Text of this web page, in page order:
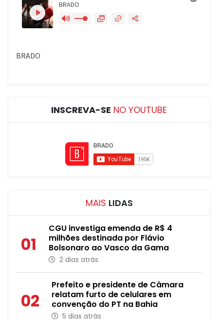
INSCREVA-SE NO YOUTUBE
MAIS LIDAS
01
CGU investiga emenda de R$ 4
milhões destinada por Flávio
Bolsonaro ao Vasco da Gama
2 dias atrás
02
Prefeito e presidente de Câmara
relatam furto de celulares em
convenção do PT na Bahia
5 dias atrás